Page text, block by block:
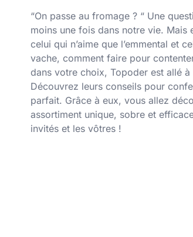
“On passe au fromage ? “ Une
moins une fois dans notre vie. Mais
celui qui n’aime que l’emmental et
vache, comment faire pour
dans votre choix, Topoder est allé
Découvrez leurs conseils pour
parfait. Grâce à eux, vous allez
assortiment unique, sobre et
invités et les vôtres !